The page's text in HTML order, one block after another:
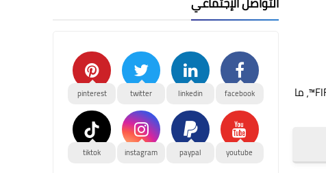
تستند اللعبة إلى تجربة إدارية عميقة مستوحاة من أنظمة Football Manager™، مع دعمها ببيانات لاعبين حقيقية معتمدة من FIFPRO™، ما
facebook
linkedin
twitter
pinterest
youtube
paypal
instagram
tiktok